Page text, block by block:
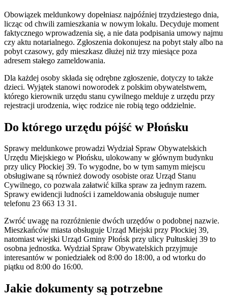
Obowiązek meldunkowy dopełniasz najpóźniej trzydziestego dnia,
licząc od chwili zamieszkania w nowym lokalu. Decyduje moment
faktycznego wprowadzenia się, a nie data podpisania umowy najmu
czy aktu notarialnego. Zgłoszenia dokonujesz na pobyt stały albo na
pobyt czasowy, gdy mieszkasz dłużej niż trzy miesiące poza
adresem stałego zameldowania.
Dla każdej osoby składa się odrębne zgłoszenie, dotyczy to także
dzieci. Wyjątek stanowi noworodek z polskim obywatelstwem,
którego kierownik urzędu stanu cywilnego melduje z urzędu przy
rejestracji urodzenia, więc rodzice nie robią tego oddzielnie.
Do którego urzędu pójść w Płońsku
Sprawy meldunkowe prowadzi Wydział Spraw Obywatelskich
Urzędu Miejskiego w Płońsku, ulokowany w głównym budynku
przy ulicy Płockiej 39. To wygodne, bo w tym samym miejscu
obsługiwane są również dowody osobiste oraz Urząd Stanu
Cywilnego, co pozwala załatwić kilka spraw za jednym razem.
Sprawy ewidencji ludności i zameldowania obsługuje numer
telefonu 23 663 13 31.
Zwróć uwagę na rozróżnienie dwóch urzędów o podobnej nazwie.
Mieszkańców miasta obsługuje Urząd Miejski przy Płockiej 39,
natomiast wiejski Urząd Gminy Płońsk przy ulicy Pułtuskiej 39 to
osobna jednostka. Wydział Spraw Obywatelskich przyjmuje
interesantów w poniedziałek od 8:00 do 18:00, a od wtorku do
piątku od 8:00 do 16:00.
Jakie dokumenty są potrzebne